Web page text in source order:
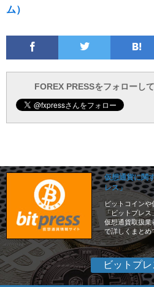
ム）
Facebook Twitter
て
ブ
FOREX PRESSをフォローし
仮想通貨に関
レス」
ビットコイン
「ビットプレ
仮想通貨取扱業
で詳しくまとめ
ビットプ